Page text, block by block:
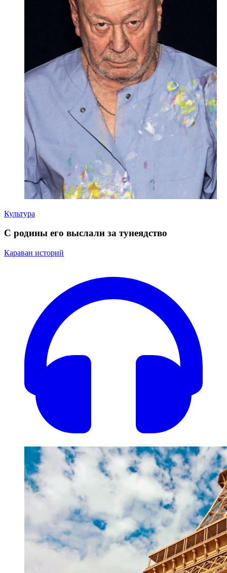
Культура
С родины его выслали за тунеядство
Караван историй